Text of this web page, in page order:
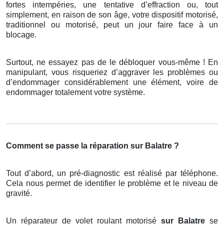
fortes intempéries, une tentative d’effraction ou, tout
simplement, en raison de son âge, votre dispositif motorisé,
traditionnel ou motorisé, peut un jour faire face à un
blocage.
Surtout, ne essayez pas de le débloquer vous-même ! En
manipulant, vous risqueriez d’aggraver les problèmes ou
d’endommager considérablement une élément, voire de
endommager totalement votre système.
Comment se passe la réparation sur Balatre ?
Tout d’abord, un pré-diagnostic est réalisé par téléphone.
Cela nous permet de identifier le problème et le niveau de
gravité.
Un réparateur de volet roulant motorisé sur Balatre se